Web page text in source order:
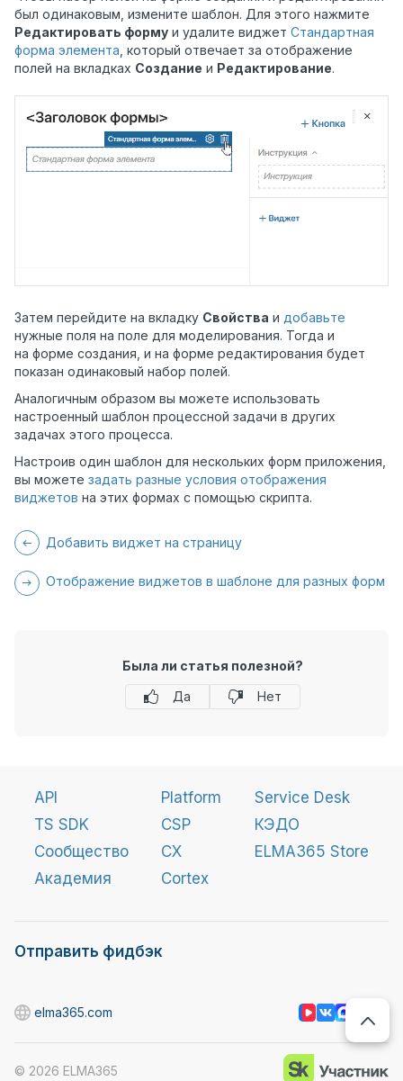
был одинаковым, измените шаблон. Для этого нажмите
Редактировать форму и удалите виджет Стандартная
форма элемента , который отвечает за отображение
полей на вкладках Создание и Редактирование.
Затем перейдите на вкладку Свойства и добавьте
нужные поля на поле для моделирования. Тогда и
на форме создания, и на форме редактирования будет
показан одинаковый набор полей.
Аналогичным образом вы можете использовать
настроенный шаблон процессной задачи в других
задачах этого процесса.
Настроив один шаблон для нескольких форм приложения,
вы можете задать разные условия отображения
виджетов на этих формах с помощью скрипта.
Добавить виджет на страницу
Отображение виджетов в шаблоне для разных форм
Была ли статья полезной?
Да
Нет
API
TS SDK
Сообщество
Академия
Platform
CSP
CX
Cortex
Service Desk
КЭДО
ELMA365 Store
Отправить фидбэк
© 2026 ELMA365
elma365.com